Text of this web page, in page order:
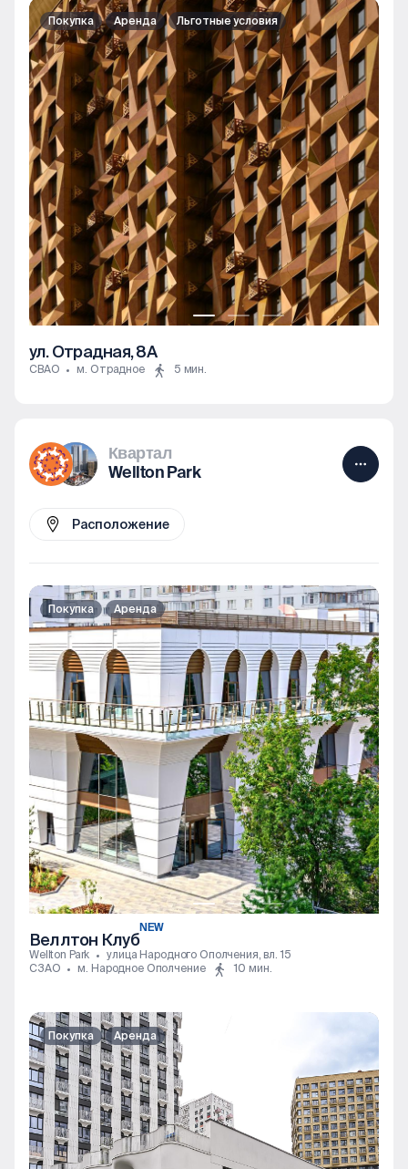
Покупка Аренда Льготные условия
ул. Отрадная, 8А
СВАО м. Отрадное 5 мин.
Квартал
Wellton Park
Расположение
Покупка Аренда
Веллтон Клуб
NEW
Wellton Park
улица Народного Ополчения, вл. 15
СЗАО
м. Народное Ополчение 10 мин.
Покупка Аренда